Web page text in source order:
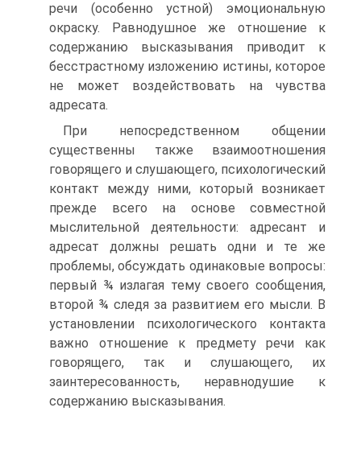
речи (особенно устной) эмоциональную
окраску. Равнодушное же отношение к
содержанию высказывания приводит к
бесстрастному изложению истины, которое
не может воздействовать на чувства
адресата.
При непосредственном общении
существенны также взаимоотношения
говорящего и слушающего, психологи­ческий
контакт между ними, который возникает
прежде всего на основе совместной
мыслительной деятельности: адресант и
адресат должны решать одни и те же
проблемы, обсуждать одинаковые вопросы:
первый ¾ излагая тему своего сообщения,
второй ¾ следя за развитием его мысли. В
установлении психологического контакта
важно отноше­ние к предмету речи как
говорящего, так и слушающего, их
заинтересованность, неравнодушие к
содержанию выска­зывания.